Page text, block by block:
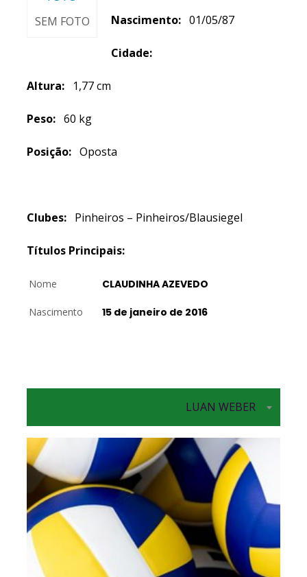
SEM FOTO Nascimento: 01/05/87
Cidade:
Altura: 1,77 cm
Peso: 60 kg
Posição: Oposta
Clubes: Pinheiros – Pinheiros/Blausiegel
Títulos Principais:
Nome CLAUDINHA AZEVEDO
Nascimento 15 de janeiro de 2016
LUAN WEBER